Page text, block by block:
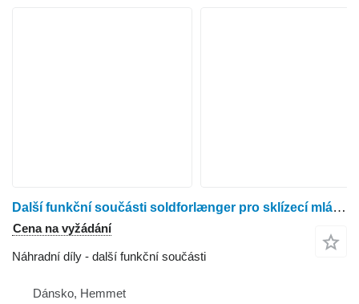
Další funkční součásti soldforlænger pro sklízecí mlátičku New Holland TX68
Cena na vyžádání
Náhradní díly - další funkční součásti
Dánsko, Hemmet